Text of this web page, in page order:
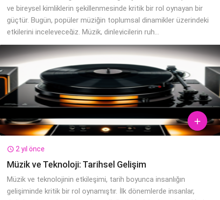
ve bireysel kimliklerin şekillenmesinde kritik bir rol oynayan bir
güçtür. Bugün, popüler müziğin toplumsal dinamikler üzerindeki
etkilerini inceleyeceğiz. Müzik, dinleyicilerin ruh...

 2 yıl önce
Müzik ve Teknoloji: Tarihsel Gelişim
Müzik ve teknolojinin etkileşimi, tarih boyunca insanlığın
gelişiminde kritik bir rol oynamıştır. İlk dönemlerde insanlar,